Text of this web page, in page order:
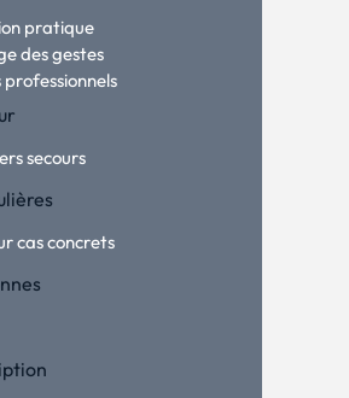
pratique
des gestes
secours
cas concrets